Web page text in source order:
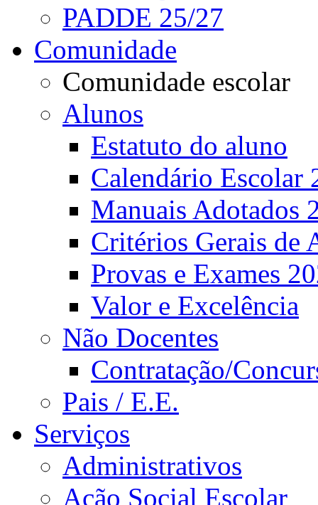
PADDE 25/27
Comunidade
Comunidade escolar
Alunos
Estatuto do aluno
Calendário Escolar
Manuais Adotados
Critérios Gerais de
Provas e Exames
Valor e Excelência
Não Docentes
Contratação/
Pais / E.E.
Serviços
Administrativos
Ação Social Escolar